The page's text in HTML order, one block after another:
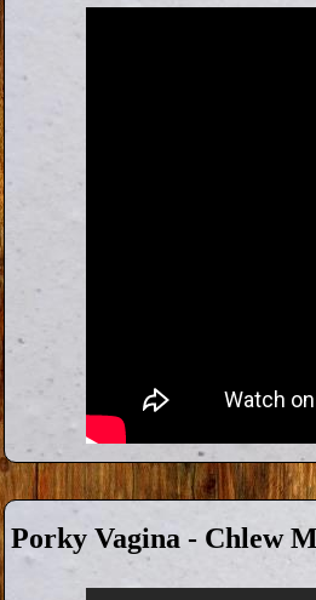
Porky Vagina - Chlew